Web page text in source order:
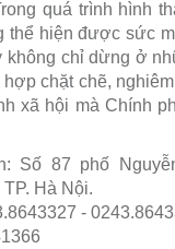
quá trình hình
thể hiện được sức
không chỉ dừng ở
chặt chẽ,
xã hội mà Chính
Số 87 phố
Hà Nội.
-